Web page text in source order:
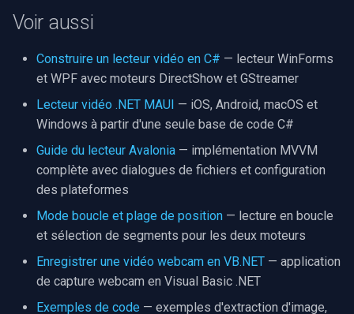
Voir aussi
Construire un lecteur vidéo en C# — lecteur WinForms
et WPF avec moteurs DirectShow et GStreamer
Lecteur vidéo .NET MAUI — iOS, Android, macOS et
Windows à partir d'une seule base de code C#
Guide du lecteur Avalonia — implémentation MVVM
complète avec dialogues de fichiers et configuration
des plateformes
Mode boucle et plage de position — lecture en boucle
et sélection de segments pour les deux moteurs
Enregistrer une vidéo webcam en VB.NET — application
de capture webcam en Visual Basic .NET
Exemples de code — exemples d'extraction d'image,